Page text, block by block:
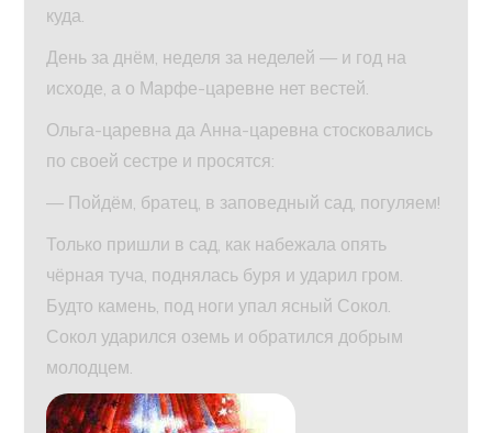
куда.
День за днём, неделя за неделей — и год на
исходе, а о Марфе-царевне нет вестей.
Ольга-царевна да Анна-царевна стосковались
по своей сестре и просятся:
— Пойдём, братец, в заповедный сад, погуляем!
Только пришли в сад, как набежала опять
чёрная туча, поднялась буря и ударил гром.
Будто камень, под ноги упал ясный Сокол.
Сокол ударился оземь и обратился добрым
молодцем.